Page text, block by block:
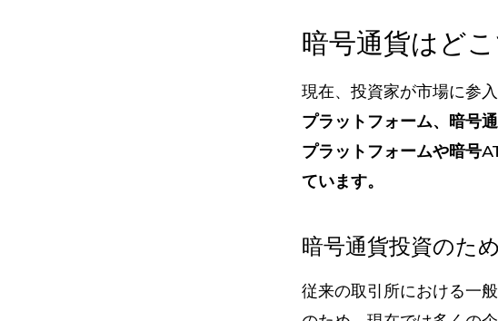
暗号通貨はど
現在、投資家が市場に参
プラットフォーム、暗号
プラットフォームや暗号
ています。
暗号通貨投資のた
従来の取引所における一